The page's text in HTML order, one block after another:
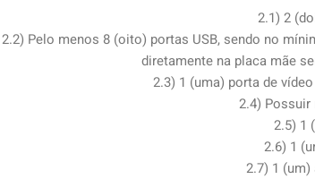
2.1) 2
2.2) Pelo menos 8 (oito) portas USB, sendo no
diretamente na placa mãe
2.3) 1 (uma) porta de
2.4)
2.5) 1
2.6) 1
2.7) 1